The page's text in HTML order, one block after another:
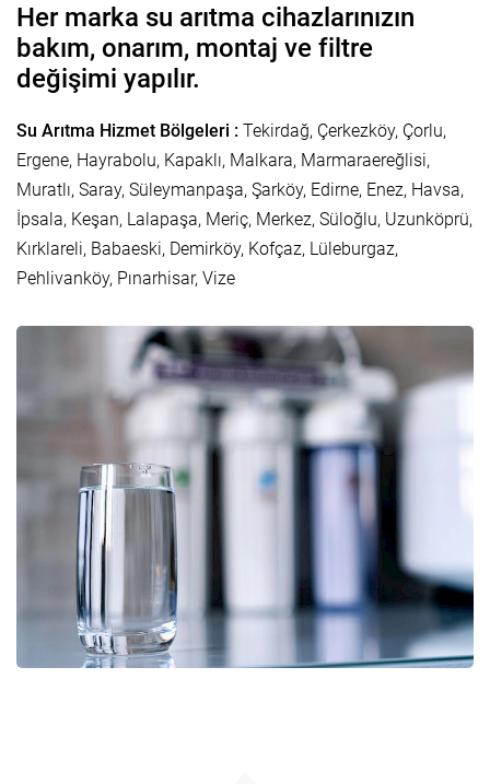
Her marka su arıtma cihazlarınızın
bakım, onarım, montaj ve filtre
değişimi yapılır.
Su Arıtma Hizmet Bölgeleri : Tekirdağ, Çerkezköy, Çorlu,
Ergene, Hayrabolu, Kapaklı, Malkara, Marmaraereğlisi,
Muratlı, Saray, Süleymanpaşa, Şarköy, Edirne, Enez, Havsa,
İpsala, Keşan, Lalapaşa, Meriç, Merkez, Süloğlu, Uzunköprü,
Kırklareli, Babaeski, Demirköy, Kofçaz, Lüleburgaz,
Pehlivanköy, Pınarhisar, Vize